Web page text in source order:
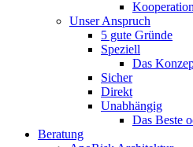
Unser Anspruch
5 gute Gründe
Speziell
Das
Sicher
Direkt
Unabhängig
Das Beste
Beratung